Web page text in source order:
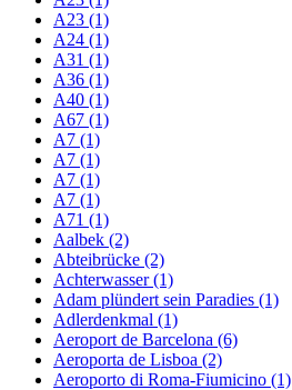
A23 (1)
A24 (1)
A31 (1)
A36 (1)
A40 (1)
A67 (1)
A7 (1)
A7 (1)
A7 (1)
A7 (1)
A71 (1)
Aalbek (2)
Abteibrücke (2)
Achterwasser (1)
Adam plündert sein Paradies (1)
Adlerdenkmal (1)
Aeroport de Barcelona (6)
Aeroporta de Lisboa (2)
Aeroporto di Roma-Fiumicino (1)